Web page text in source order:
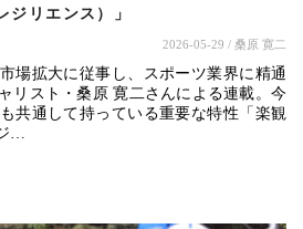
ジリエンス）」
2026-05-29 / 桑原 寛二
場拡大に従事し、スポーツ業界に精通
リスト・桑原 寛二さんによる連載。今
共通して持っている重要な特性「楽観
…